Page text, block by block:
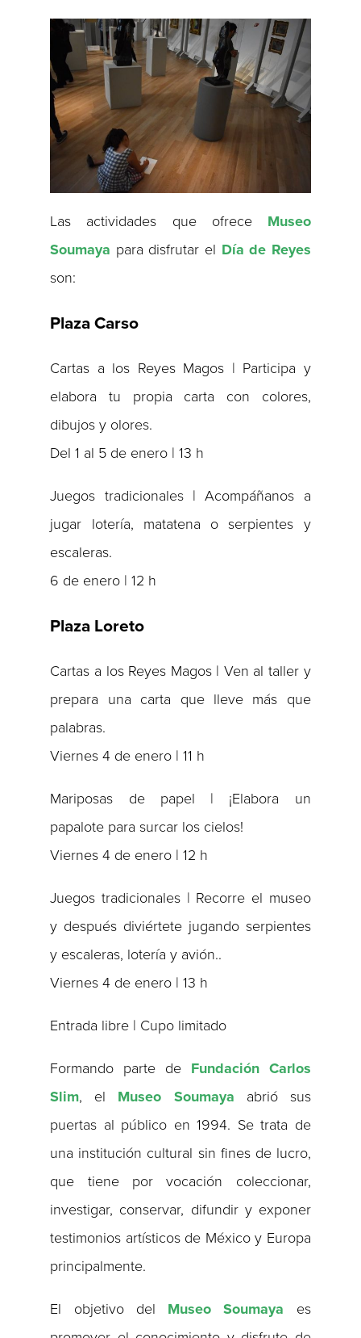
Las actividades que ofrece Museo
Soumaya para disfrutar el Día de Reyes
son:
Plaza Carso
Cartas a los Reyes Magos | Participa y
elabora tu propia carta con colores,
dibujos y olores.
Del 1 al 5 de enero | 13 h
Juegos tradicionales | Acompáñanos a
jugar lotería, matatena o serpientes y
escaleras.
6 de enero | 12 h
Plaza Loreto
Cartas a los Reyes Magos | Ven al taller y
prepara una carta que lleve más que
palabras.
Viernes 4 de enero | 11 h
Mariposas de papel | ¡Elabora un
papalote para surcar los cielos!
Viernes 4 de enero | 12 h
Juegos tradicionales | Recorre el museo
y después diviértete jugando serpientes
y escaleras, lotería y avión..
Viernes 4 de enero | 13 h
Entrada libre | Cupo limitado
Formando parte de Fundación Carlos
Slim, el Museo Soumaya abrió sus
puertas al público en 1994. Se trata de
una institución cultural sin fines de lucro,
que tiene por vocación coleccionar,
investigar, conservar, difundir y exponer
testimonios artísticos de México y Europa
principalmente.
El objetivo del Museo Soumaya es